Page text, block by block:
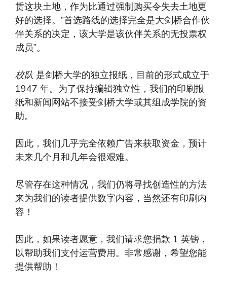
赁这块土地，作为比通过强制购买令失去土地更
好的选择。”首选路线的选择完全是大剑桥合作伙
伴关系的决定，该大学是该伙伴关系的无投票权
成员”。
校队 是剑桥大学的独立报纸，目前的形式成立于
1947 年。为了保持编辑独立性，我们的印刷报
纸和新闻网站不接受剑桥大学或其组成学院的资
助。
因此，我们几乎完全依赖广告来获取资金，预计
未来几个月和几年会很艰难。
尽管存在这种情况，我们仍将寻找创造性的方法
来为我们的读者提供数字内容，当然还有印刷内
容！
因此，如果读者愿意，我们请求您捐款 1 英镑，
以帮助我们支付运营费用。非常感谢，希望您能
提供帮助！